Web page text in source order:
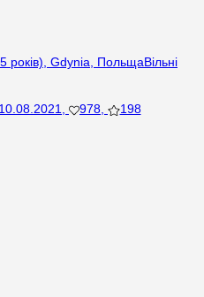
років), Gdynia, ПольщаВільні
10.08.2021 978
198